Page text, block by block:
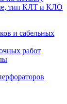
тип КЛТ и КЛО
и сабельных
работ